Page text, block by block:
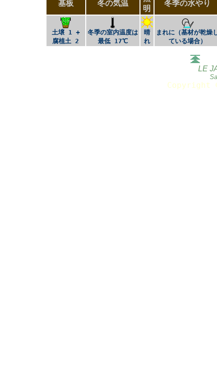
基板 冬の気温
明
冬季の水やり
土壌 1 +
腐植土 2
冬季の室内温度は
最低 17℃
晴
れ
まれに（基材が乾燥
ている場合）
LE
Copyright